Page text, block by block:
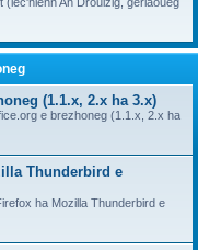
(1.1.x, 2.x ha 3.x)
e brezhoneg (1.1.x, 2.x ha
Thunderbird e
ha Mozilla Thunderbird e